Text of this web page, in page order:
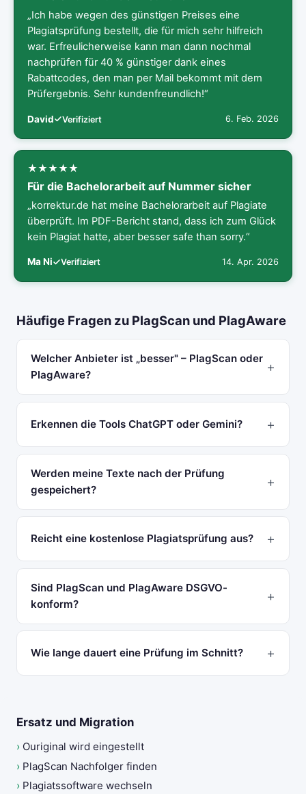
„Ich habe wegen des günstigen Preises eine
Plagiatsprüfung bestellt, die für mich sehr hilfreich
war. Erfreulicherweise kann man dann nochmal
nachprüfen für 40 % günstiger dank eines
Rabattcodes, den man per Mail bekommt mit dem
Prüfergebnis. Sehr kundenfreundlich!“
David Verifiziert 6. Feb. 2026
Für die Bachelorarbeit auf Nummer sicher
„korrektur.de hat meine Bachelorarbeit auf Plagiate
überprüft. Im PDF-Bericht stand, dass ich zum Glück
kein Plagiat hatte, aber besser safe than sorry.“
Ma Ni Verifiziert 14. Apr. 2026
Häufige Fragen zu PlagScan und PlagAware
Welcher Anbieter ist „besser" – PlagScan oder
PlagAware?
Erkennen die Tools ChatGPT oder Gemini?
Werden meine Texte nach der Prüfung
gespeichert?
Reicht eine kostenlose Plagiatsprüfung aus?
Sind PlagScan und PlagAware DSGVO-
konform?
Wie lange dauert eine Prüfung im Schnitt?
Ersatz und Migration
› Ouriginal wird eingestellt
› PlagScan Nachfolger finden
› Plagiatssoftware wechseln